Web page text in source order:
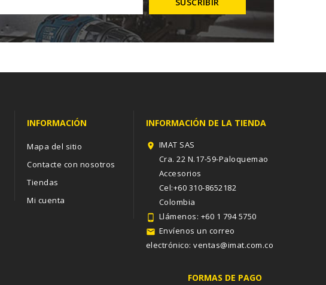
INFORMACIÓN
Mapa del sitio
Contacte con nosotros
Tiendas
Mi cuenta
INFORMACIÓN DE LA TIENDA
 IMAT SAS
Cra. 22 N.17-59-Paloquemao
Accesorios
Cel:+60 310-8652182
Colombia
 Llámenos: +60 1 794 5750
 Envíenos un correo
electrónico:ventas@imat.com.co
FORMAS DE PAGO